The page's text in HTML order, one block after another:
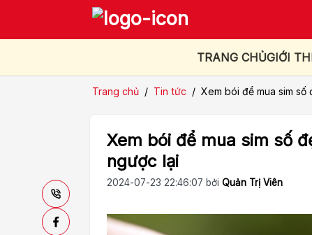
TRANG CHỦGIỚI
Trang chủ / Tin tức / Xem bói để mua sim
Xem bói để mua sim số
ngược lại
2024-07-23 22:46:07 bởi Quản Trị Viên